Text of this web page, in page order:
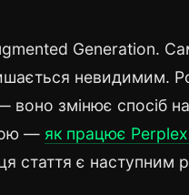
Generation.
невидимим.
воно змінює спосіб
— як працює
стаття є наступним